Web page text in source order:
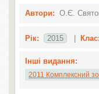
Автори: О.Є.
Рік: 2015 Клас:
Інші видання:
2011 Комплексний